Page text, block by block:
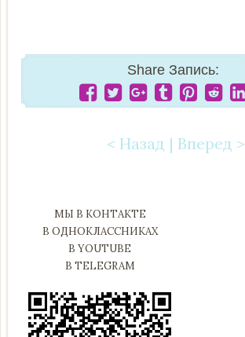
Share Запись:
< Назад | Вперед >
МЫ В КОНТАКТЕ
В ОДНОКЛАССНИКАХ
В YOUTUBE
В TELEGRAM